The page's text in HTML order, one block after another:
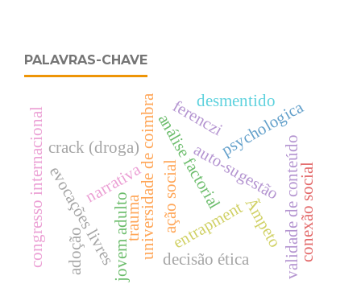
PALAVRAS-CHAVE
auto-sugestão
universidade de coimbra psychologica
análise factorial
narrativa
entrapment
evocações livres
congresso internacional crack (droga) validade de conteúdoconexão social
ação social
jovem adulto decisão ética
ferenczi
trauma
desmentido
Ãmpeto
adoção